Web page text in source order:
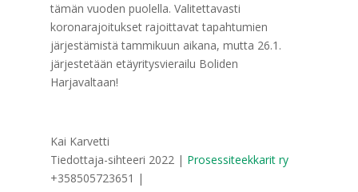
tämän vuoden puolella. Valitettavasti
koronarajoitukset rajoittavat tapahtumien
järjestämistä tammikuun aikana, mutta 26.1.
järjestetään etäyritysvierailu Boliden
Harjavaltaan!
Kai Karvetti
Tiedottaja-sihteeri 2022 | Prosessiteekkarit ry
+358505723651 |